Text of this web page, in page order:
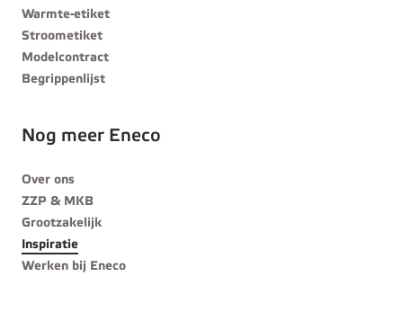
Warmte-etiket
Stroometiket
Modelcontract
Begrippenlijst
Nog meer Eneco
Over ons
ZZP & MKB
Grootzakelijk
Inspiratie
Werken bij Eneco